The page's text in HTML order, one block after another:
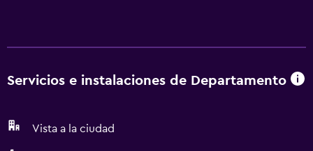
Servicios e instalaciones de Departamento
Vista a la ciudad